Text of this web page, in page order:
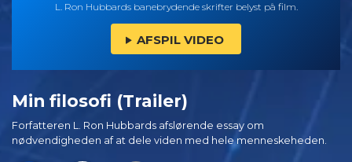
L. Ron Hubbards banebrydende skrifter belyst på film.
AFSPIL VIDEO
Min filosofi (Trailer)
Forfatteren L. Ron Hubbards afslørende essay om
nødvendigheden af at dele viden med hele menneskeheden.